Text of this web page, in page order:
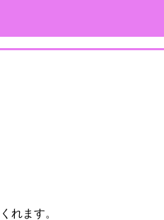
れます。